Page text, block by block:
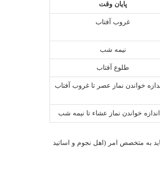
پایان وقت
غروب آفتاب
نیمه شب
طلوع آفتاب
خواندن نماز عصر تا غروب آفتاب
خواندن نماز عشاء تا نیمه شب
به متخصص امر (اهل نجوم و اساتید